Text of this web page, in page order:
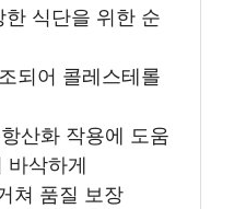
식단을 위한 순
되어 콜레스테롤
산화 작용에 도움
바삭하게
쳐 품질 보장